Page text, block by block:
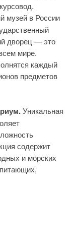
музей в России
дворец — это
мире.
каждый
предметов
Уникальная
содержит
и морских